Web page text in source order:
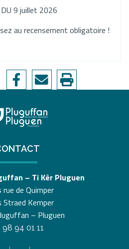
DU 9 juillet 2026
au recensement obligatoire !
– Ti Kêr Pluguen
rue de Quimper
Straed Kemper
– Pluguen
98 94 01 11